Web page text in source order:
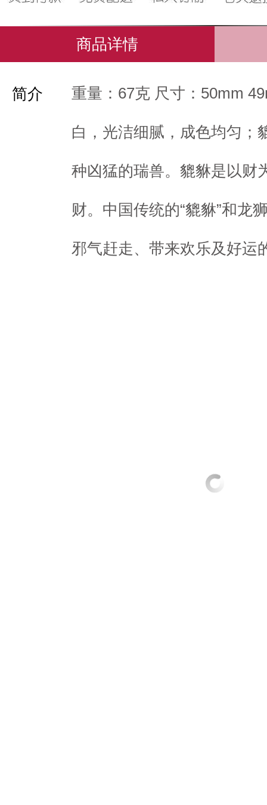
商品详情
简介 重量：67克 尺寸：50mm
白，光洁细腻，成色均匀；
种凶猛的瑞兽。貔貅是以财
财。中国传统的“貔貅”和龙
邪气赶走、带来欢乐及好运